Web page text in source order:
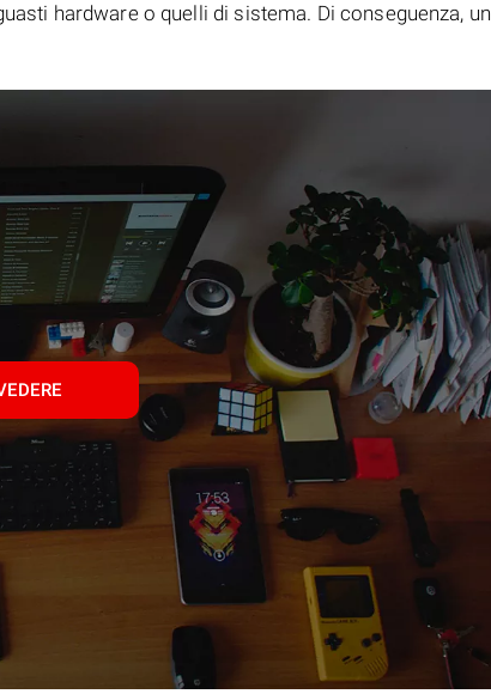
hardware o quelli di sistema. Di conseguenza, un